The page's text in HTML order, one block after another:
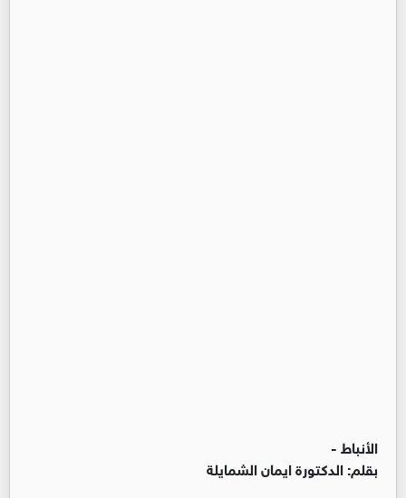
الأنباط -
بقلم: الدكتورة ايمان الشمايلة